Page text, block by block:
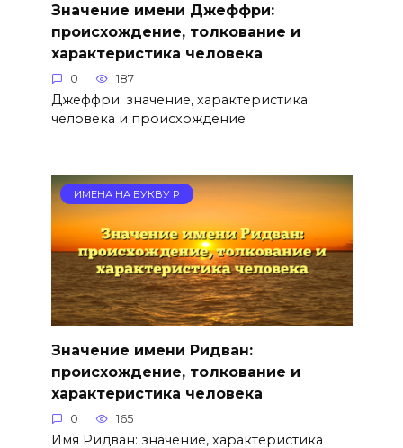
Значение имени Джеффри:
происхождение, толкование и
характеристика человека
0 187
Джеффри: значение, характеристика
человека и происхождение
ИМЕНА НА БУКВУ Р
Значение имени Ридван:
происхождение, толкование и
характеристика человека
0 165
Имя Ридван: значение, характеристика